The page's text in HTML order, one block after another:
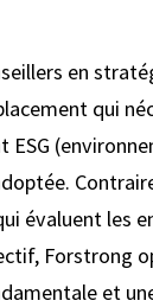
en
qui
ESG
évaluent les
Forstrong
et